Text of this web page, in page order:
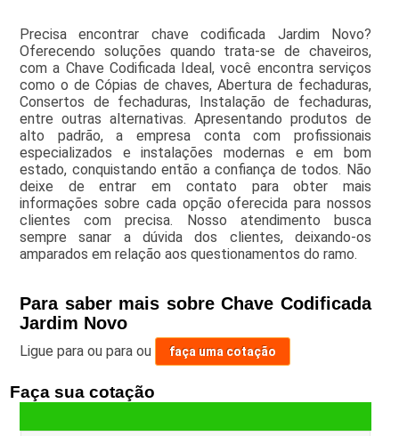
Precisa encontrar chave codificada Jardim Novo?
Oferecendo soluções quando trata-se de chaveiros,
com a Chave Codificada Ideal, você encontra serviços
como o de Cópias de chaves, Abertura de fechaduras,
Consertos de fechaduras, Instalação de fechaduras,
entre outras alternativas. Apresentando produtos de
alto padrão, a empresa conta com profissionais
especializados e instalações modernas e em bom
estado, conquistando então a confiança de todos. Não
deixe de entrar em contato para obter mais
informações sobre cada opção oferecida para nossos
clientes com precisa. Nosso atendimento busca
sempre sanar a dúvida dos clientes, deixando-os
amparados em relação aos questionamentos do ramo.
Para saber mais sobre Chave Codificada
Jardim Novo
Ligue para ou para ou faça uma cotação
Faça sua cotação